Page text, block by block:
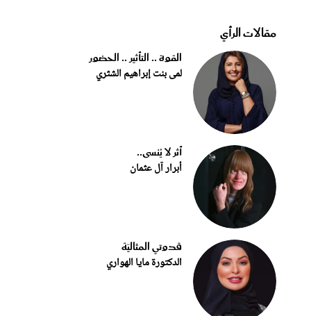
مقالات الرأي
القوة .. التأثير .. الحضور
لمى بنت إبراهيم الشثري
أثر لا يُنسى..
أبرار آل عثمان
قدوتي المثاليّة
الدكتورة مايا الهواري